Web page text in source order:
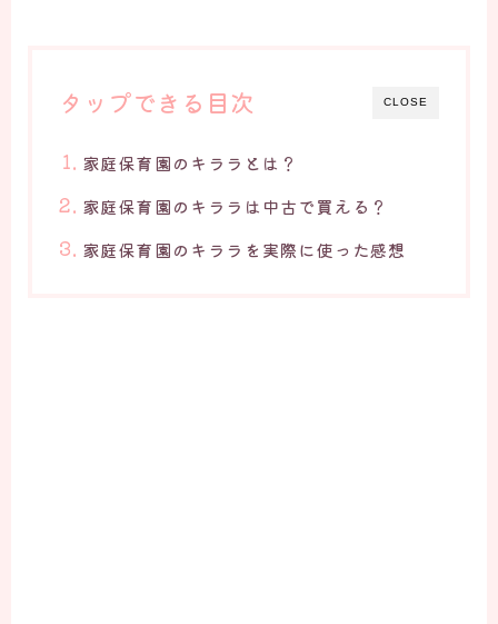
CLOSE
タップできる目次
家庭保育園のキララとは？
家庭保育園のキララは中古で買える？
家庭保育園のキララを実際に使った感想